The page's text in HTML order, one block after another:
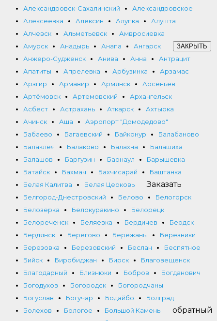
Александровск-Сахалинский
Александровское
Алексеевка
Алексин Алупка
Алушта
Алчевск
Альметьевск
Амвросиевка
Амурск
Анадырь Анапа
Ангарск
Анжеро-Судженск
Анива Анна
Антрацит
Апатиты
Апрелевка Арбузинка
Арзамас
Арзгир
Армавир Армянск
Арсеньев
Артёмовск
Артемовский
Архангельск
Асбест
Астрахань Аткарск
Ахтырка
Ачинск
Аша
Аэропорт "Домодедово"
Бабаево
Багаевский Байконур
Балабаново
Балаклея
Балаково Балахна
Балашиха
Балашов
Баргузин Барнаул
Барышевка
Батайск
Бахмач Бахчисарай
Баштанка
Белая Калитва
Белая Церковь
Белгород-Днестровский
Белово
Белогорск
Белозёрка
Белокуракино
Белорецк
Белореченск
Беляевка Бердичев
Бердск
Бердянск
Берегово Бережаны
Березники
Березовка
Березовский Беслан
Беспятное
Бийск
Биробиджан Бирск
Благовещенск
Благодарный
Близнюки Бобров
Богданович
Богодухов
Богородск
Богородчаны
Богуслав
Богучар Бодайбо
Болград
Болехов
Бологое
Большой Камень
ЗАКРЫТЬ
Заказать
обратный